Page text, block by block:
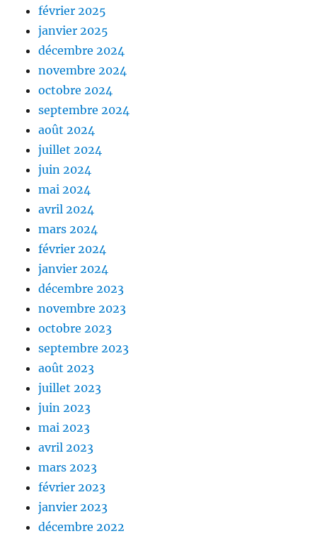
février 2025
janvier 2025
décembre 2024
novembre 2024
octobre 2024
septembre 2024
août 2024
juillet 2024
juin 2024
mai 2024
avril 2024
mars 2024
février 2024
janvier 2024
décembre 2023
novembre 2023
octobre 2023
septembre 2023
août 2023
juillet 2023
juin 2023
mai 2023
avril 2023
mars 2023
février 2023
janvier 2023
décembre 2022